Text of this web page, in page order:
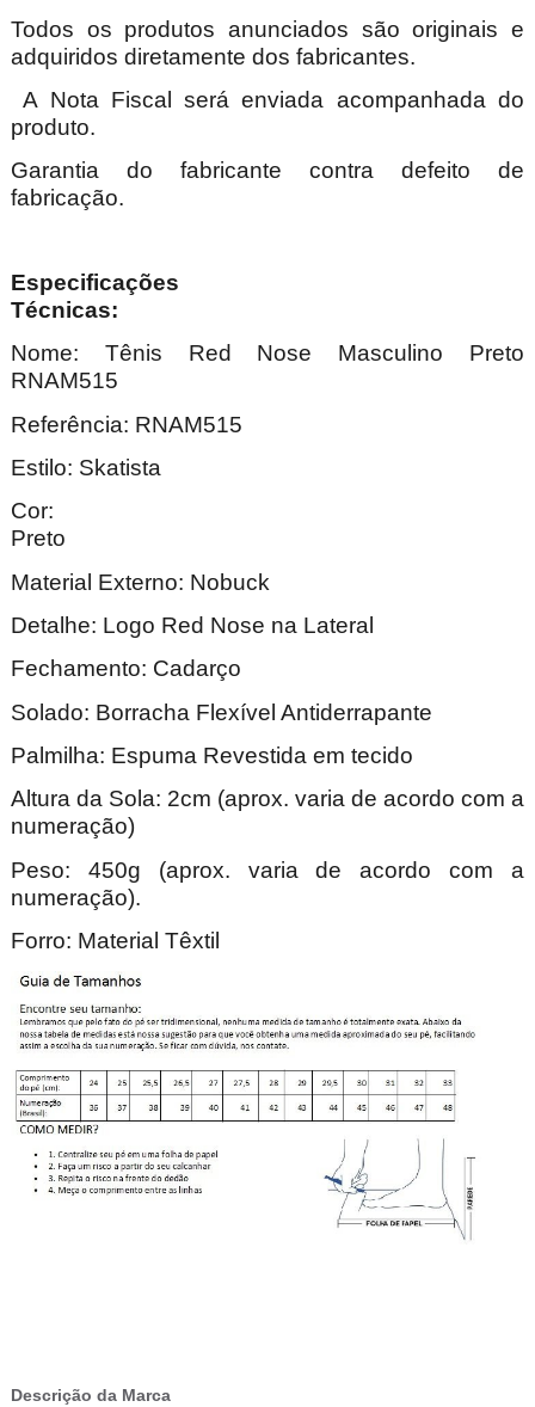
Todos os produtos anunciados são originais e
adquiridos diretamente dos fabricantes.
A Nota Fiscal será enviada acompanhada do
produto.
Garantia do fabricante contra defeito de
fabricação.
Especificações
Nome: Tênis Red Nose Masculino Preto
RNAM515
Referência: RNAM515
Estilo: Skatista
Cor:
Material Externo: Nobuck
Detalhe: Logo Red Nose na Lateral
Fechamento: Cadarço
Solado: Borracha Flexível Antiderrapante
Palmilha: Espuma Revestida em tecido
Altura da Sola: 2cm (aprox. varia de acordo com a
numeração)
Peso: 450g (aprox. varia de acordo com a
numeração).
Forro: Material Têxtil
Descrição da Marca